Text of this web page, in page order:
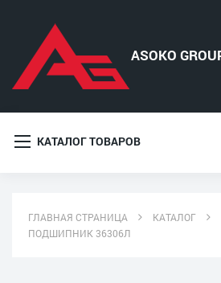
КАТАЛОГ ТОВАРОВ
ГЛАВНАЯ СТРАНИЦА КАТАЛОГ
ПОДШИПНИК 36306Л